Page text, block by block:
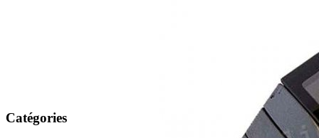
Catégories